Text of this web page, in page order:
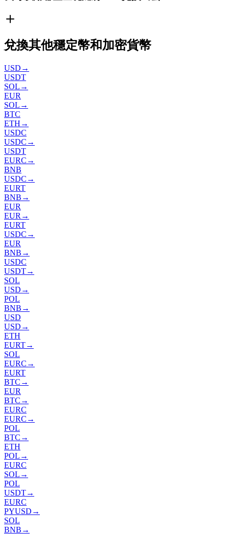
兌換其他穩定幣和加密貨幣
USD →
USDT
SOL →
EUR
SOL →
BTC
ETH →
USDC
USDC →
USDT
EURC →
BNB
USDC →
EURT
BNB →
EUR
EUR →
EURT
USDC →
EUR
BNB →
USDC
USDT→
SOL
USD →
POL
BNB →
USD
USD →
ETH
EURT→
SOL
EURC →
EURT
BTC →
EUR
BTC →
EURC
EURC →
POL
BTC →
ETH
POL →
EURC
SOL →
POL
USDT→
EURC
PYUSD →
SOL
BNB →